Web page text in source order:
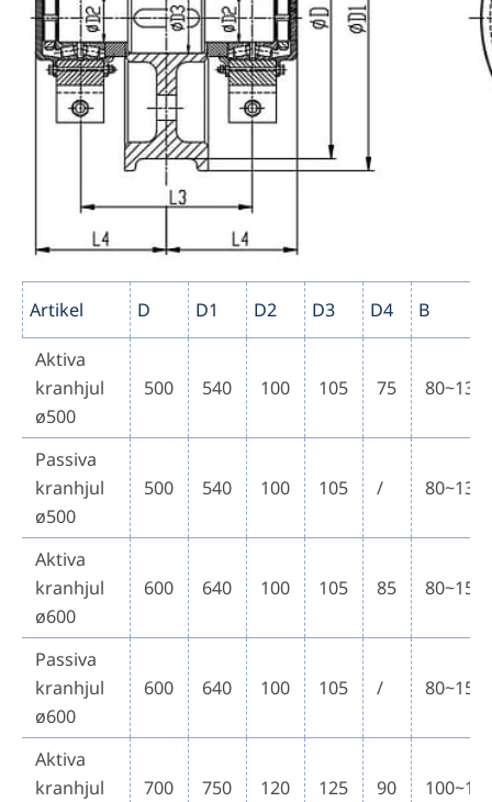
Artikel D D1 D2 D3 D4 B
Aktiva
kranhjul
ø500
500 540 100 105 75 80~130
Passiva
kranhjul
ø500
500 540 100 105 / 80~130
Aktiva
kranhjul
ø600
600 640 100 105 85 80~150
Passiva
kranhjul
ø600
600 640 100 105 / 80~150
Aktiva
kranhjul
700 750 120 125 90